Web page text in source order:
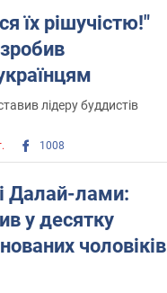
їх рішучістю!"
лідеру буддистів
1008
Далай-лами:
у десятку
чоловіків